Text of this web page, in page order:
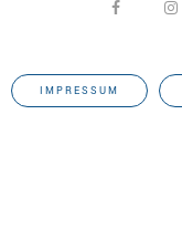
IMPRESSUM